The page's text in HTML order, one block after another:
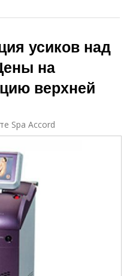
усиков над
на
верхней
Spa Accord